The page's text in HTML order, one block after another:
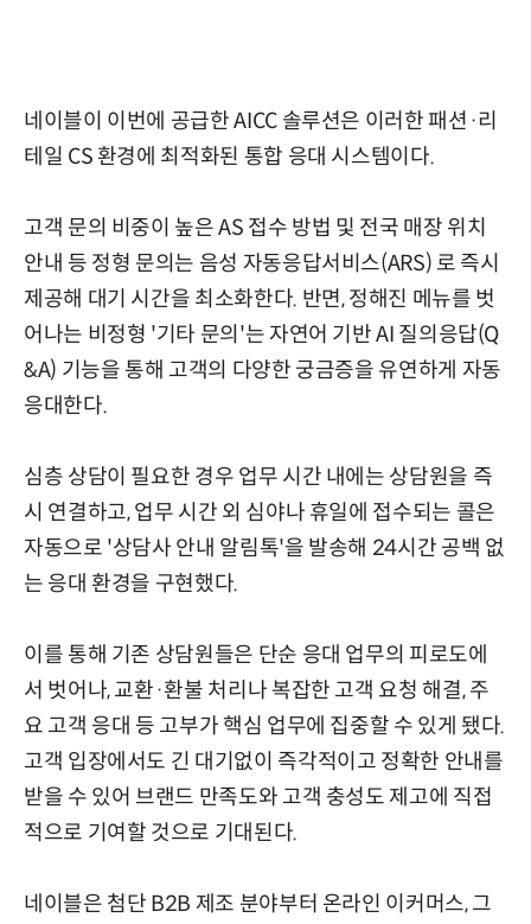
네이블이 이번에 공급한 AICC 솔루션은 이러한 패션·리
테일 CS 환경에 최적화된 통합 응대 시스템이다.
고객 문의 비중이 높은 AS 접수 방법 및 전국 매장 위치
안내 등 정형 문의는 음성 자동응답서비스(ARS) 로 즉시
제공해 대기 시간을 최소화한다. 반면, 정해진 메뉴를 벗
어나는 비정형 '기타 문의'는 자연어 기반 AI 질의응답(Q
&A) 기능을 통해 고객의 다양한 궁금증을 유연하게 자동
응대한다.
심층 상담이 필요한 경우 업무 시간 내에는 상담원을 즉
시 연결하고, 업무 시간 외 심야나 휴일에 접수되는 콜은
자동으로 '상담사 안내 알림톡'을 발송해 24시간 공백 없
는 응대 환경을 구현했다.
이를 통해 기존 상담원들은 단순 응대 업무의 피로도에
서 벗어나, 교환·환불 처리나 복잡한 고객 요청 해결, 주
요 고객 응대 등 고부가 핵심 업무에 집중할 수 있게 됐다.
고객 입장에서도 긴 대기없이 즉각적이고 정확한 안내를
받을 수 있어 브랜드 만족도와 고객 충성도 제고에 직접
적으로 기여할 것으로 기대된다.
네이블은 첨단 B2B 제조 분야부터 온라인 이커머스, 그